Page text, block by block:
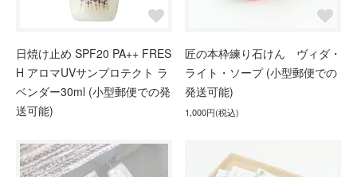
日焼け止め SPF20 PA++ FRES
H アロマUVサンプロテクト ラ
ベンダー30ml (小型郵便での発
送可能)
匠の本枠練り石けん ヴィダ・
ライト・ソープ (小型郵便での
発送可能)
1,000円(税込)